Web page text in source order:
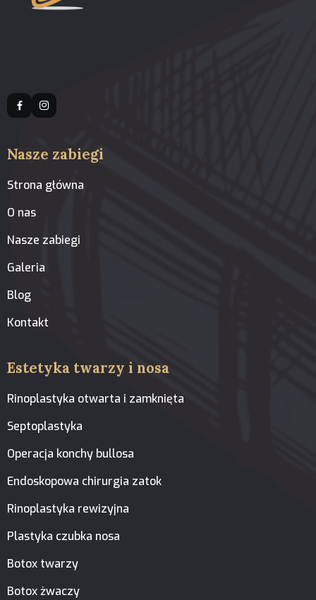
Nasze zabiegi
Strona główna
O nas
Nasze zabiegi
Galeria
Blog
Kontakt
Estetyka twarzy i nosa
Rinoplastyka otwarta i zamknięta
Septoplastyka
Operacja konchy bullosa
Endoskopowa chirurgia zatok
Rinoplastyka rewizyjna
Plastyka czubka nosa
Botox twarzy
Botox żwaczy